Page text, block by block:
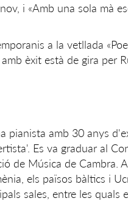
i «Amb una sola mà
a la vetllada
èxit està de gira per
pianista amb 30 anys
Es va graduar al
de Música de Cambra.
els països bàltics i
sales, entre les quals